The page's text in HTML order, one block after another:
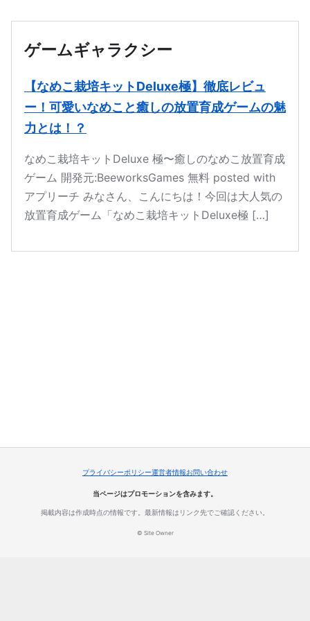
ゲームギャラクシー
【なめこ栽培キットDeluxe極】徹底レビュ
ー！可愛いなめこと癒しの放置育成ゲームの魅
力とは！？
なめこ栽培キットDeluxe 極〜癒しのなめこ放置育成
ゲーム 開発元:BeeworksGames 無料 posted with
アプリーチ みなさん、こんにちは！今回は大人気の
放置育成ゲーム「なめこ栽培キットDeluxe極 […]
プライバシーポリシー運営者情報お問い合わせ
当ページはプロモーションを含みます。
掲載内容は作成時点の情報です。最新情報はリンク先でご確認ください。
© Site Owner